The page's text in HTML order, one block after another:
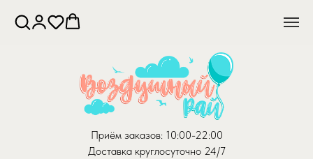
Приём заказов: 10:00-22:00
Доставка круглосуточно 24/7